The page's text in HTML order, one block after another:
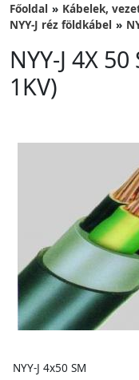
Főoldal Kábelek,
NYY-J réz földkábel
NYY-J 4X
1KV)
NYY-J 4x50 SM